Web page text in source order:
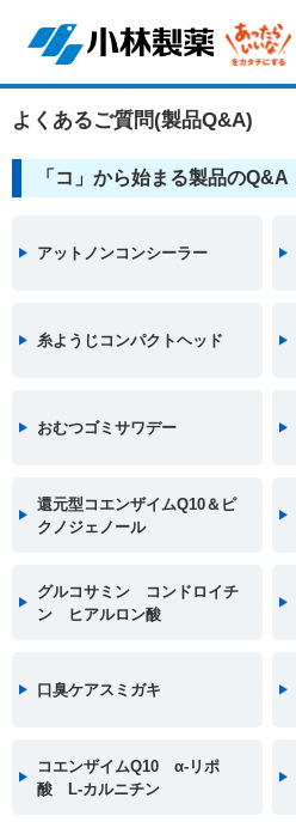
よくあるご質問(製品Q&A)
「コ」から始まる製品のQ&A
アットノンコンシーラー
糸ようじコンパクトヘッド
おむつゴミサワデー
還元型コエンザイムQ10＆ピ
クノジェノール
グルコサミン コンドロイチ
ン ヒアルロン酸
口臭ケアスミガキ
コエンザイムQ10 α-リポ
酸 L-カルニチン